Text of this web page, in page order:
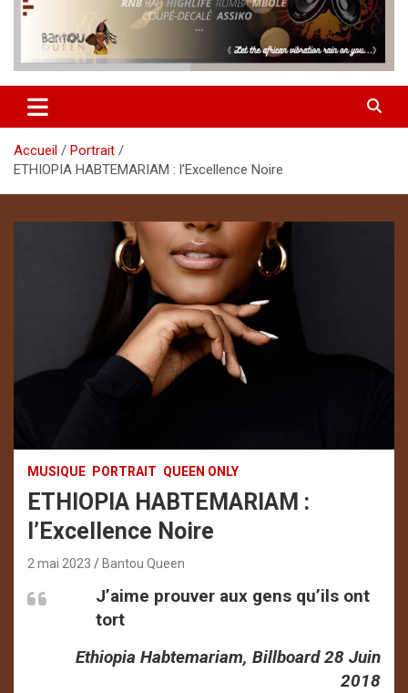
Accueil
Portrait
ETHIOPIA HABTEMARIAM : l’Excellence Noire
MUSIQUE PORTRAIT QUEEN ONLY
ETHIOPIA HABTEMARIAM :
l’Excellence Noire
2 mai 2023 Bantou Queen
J’aime prouver aux gens qu’ils ont
tort
Ethiopia Habtemariam, Billboard 28 Juin
2018